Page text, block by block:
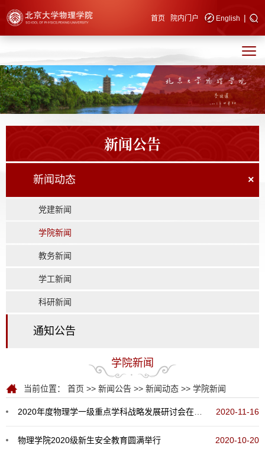
快速导航 首页 院内门户 English |
新闻公告
新闻动态 ×
党建新闻
学院新闻
教务新闻
学工新闻
科研新闻
通知公告
学院新闻
当前位置： 首页 >> 新闻公告 >> 新闻动态 >> 学院新闻
2020年度物理学一级重点学科战略发展研讨会在京举行 2020-11-16
物理学院2020级新生安全教育圆满举行 2020-10-20